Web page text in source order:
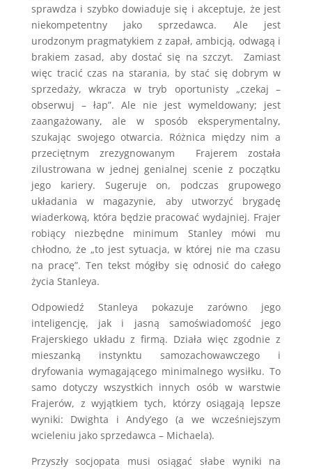
sprawdza i szybko dowiaduje się i akceptuje, że jest
niekompetentny jako sprzedawca. Ale jest
urodzonym pragmatykiem z zapał, ambicją, odwagą i
brakiem zasad, aby dostać się na szczyt. Zamiast
więc tracić czas na starania, by stać się dobrym w
sprzedaży, wkracza w tryb oportunisty „czekaj –
obserwuj – łap”. Ale nie jest wymeldowany; jest
zaangażowany, ale w sposób eksperymentalny,
szukając swojego otwarcia. Różnica między nim a
przeciętnym zrezygnowanym Frajerem została
zilustrowana w jednej genialnej scenie z początku
jego kariery. Sugeruje on, podczas grupowego
układania w magazynie, aby utworzyć brygadę
wiaderkową, która będzie pracować wydajniej. Frajer
robiący niezbędne minimum Stanley mówi mu
chłodno, że „to jest sytuacja, w której nie ma czasu
na pracę”. Ten tekst mógłby się odnosić do całego
życia Stanleya.
Odpowiedź Stanleya pokazuje zarówno jego
inteligencję, jak i jasną samoświadomość jego
Frajerskiego układu z firmą. Działa więc zgodnie z
mieszanką instynktu samozachowawczego i
dryfowania wymagającego minimalnego wysiłku. To
samo dotyczy wszystkich innych osób w warstwie
Frajerów, z wyjątkiem tych, którzy osiągają lepsze
wyniki: Dwighta i Andy’ego (a we wcześniejszym
wcieleniu jako sprzedawca – Michaela).
Przyszły socjopata musi osiągać słabe wyniki na